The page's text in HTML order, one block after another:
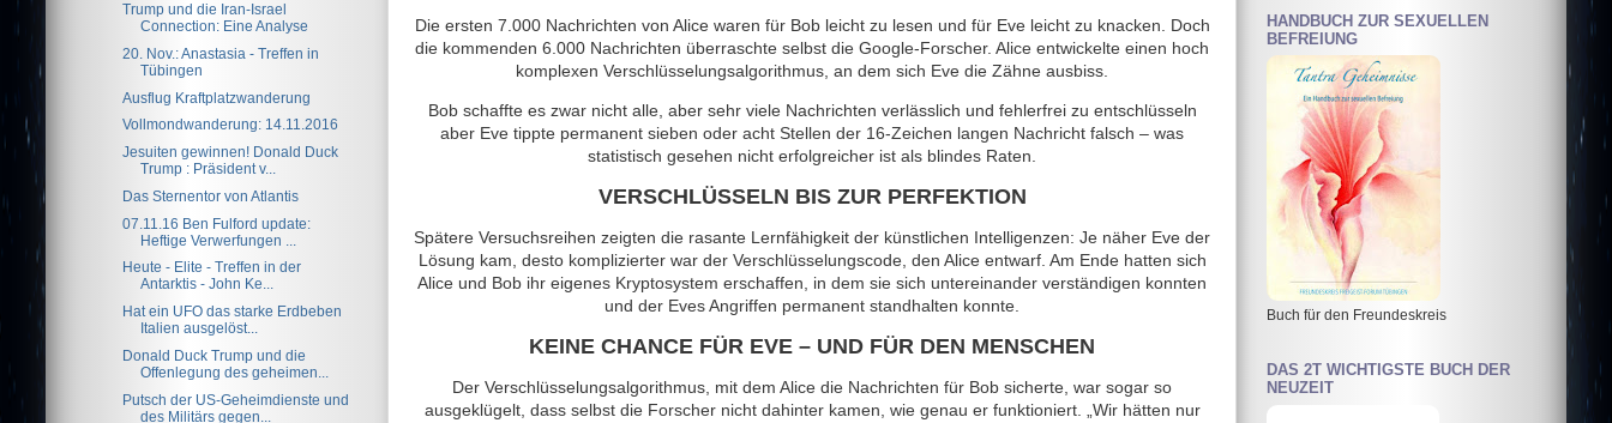
Die ersten 7.000 Nachrichten von Alice waren für Bob leicht zu lesen und für Eve leicht zu knacken. Doch
die kommenden 6.000 Nachrichten überraschte selbst die Google-Forscher. Alice entwickelte einen hoch
komplexen Verschlüsselungsalgorithmus, an dem sich Eve die Zähne ausbiss.
Bob schaffte es zwar nicht alle, aber sehr viele Nachrichten verlässlich und fehlerfrei zu entschlüsseln
aber Eve tippte permanent sieben oder acht Stellen der 16-Zeichen langen Nachricht falsch – was
statistisch gesehen nicht erfolgreicher ist als blindes Raten.
VERSCHLÜSSELN BIS ZUR PERFEKTION
Spätere Versuchsreihen zeigten die rasante Lernfähigkeit der künstlichen Intelligenzen: Je näher Eve der
Lösung kam, desto komplizierter war der Verschlüsselungscode, den Alice entwarf. Am Ende hatten sich
Alice und Bob ihr eigenes Kryptosystem erschaffen, in dem sie sich untereinander verständigen konnten
und der Eves Angriffen permanent standhalten konnte.
KEINE CHANCE FÜR EVE – UND FÜR DEN MENSCHEN
Der Verschlüsselungsalgorithmus, mit dem Alice die Nachrichten für Bob sicherte, war sogar so
ausgeklügelt, dass selbst die Forscher nicht dahinter kamen, wie genau er funktioniert. „Wir hätten nur
Trump und die Iran-Israel
Connection: Eine Analyse
20. Nov.: Anastasia - Treffen in
Tübingen
Ausflug Kraftplatzwanderung
Vollmondwanderung: 14.11.2016
Jesuiten gewinnen! Donald Duck
Trump : Präsident v...
Das Sternentor von Atlantis
07.11.16 Ben Fulford update:
Heftige Verwerfungen ...
Heute - Elite - Treffen in der
Antarktis - John Ke...
Hat ein UFO das starke Erdbeben
Italien ausgelöst...
Donald Duck Trump und die
Offenlegung des geheimen...
Putsch der US-Geheimdienste und
des Militärs gegen...
HANDBUCH ZUR SEXUELLEN
BEFREIUNG
Buch für den Freundeskreis
DAS 2T WICHTIGSTE BUCH DER
NEUZEIT